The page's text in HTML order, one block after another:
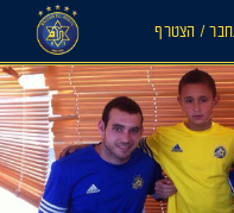
‪/‬ הצטרף